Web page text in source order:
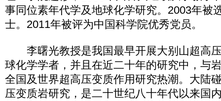
事同位素年代学及地球化学研究。2003年被
士。2011年被评为中国科学院优秀党员。
李曙光教授是我国最早开展大别山超高
球化学学者，并且在近二十年的研究中，与
全国及世界超高压变质作用研究热潮。大陆
压变质岩研究，是二十世纪八十年代以来国